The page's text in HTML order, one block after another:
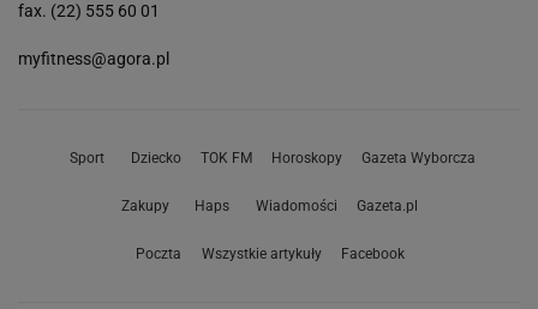
fax. (22) 555 60 01
myfitness@agora.pl
Sport Dziecko TOK FM Horoskopy Gazeta Wyborcza
Zakupy Haps Wiadomości Gazeta.pl
Poczta Wszystkie artykuły Facebook